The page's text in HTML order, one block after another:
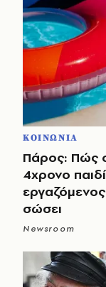
ΚΟΙΝΩΝΙΑ
Πάρος: Πώς
4χρονο
σώσει
Newsroom